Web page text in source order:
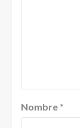
Nombre *